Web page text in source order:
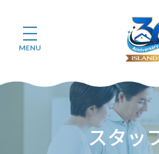
MENU
スタッ